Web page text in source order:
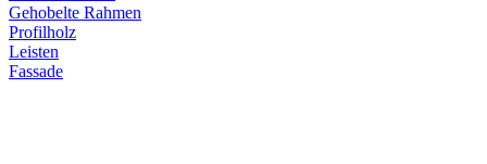
Gehobelte Rahmen
Profilholz
Leisten
Fassade